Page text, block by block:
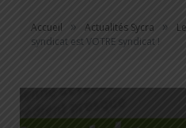
Accueil » Actualités Sycra »
syndicat est VOTRE syndicat !